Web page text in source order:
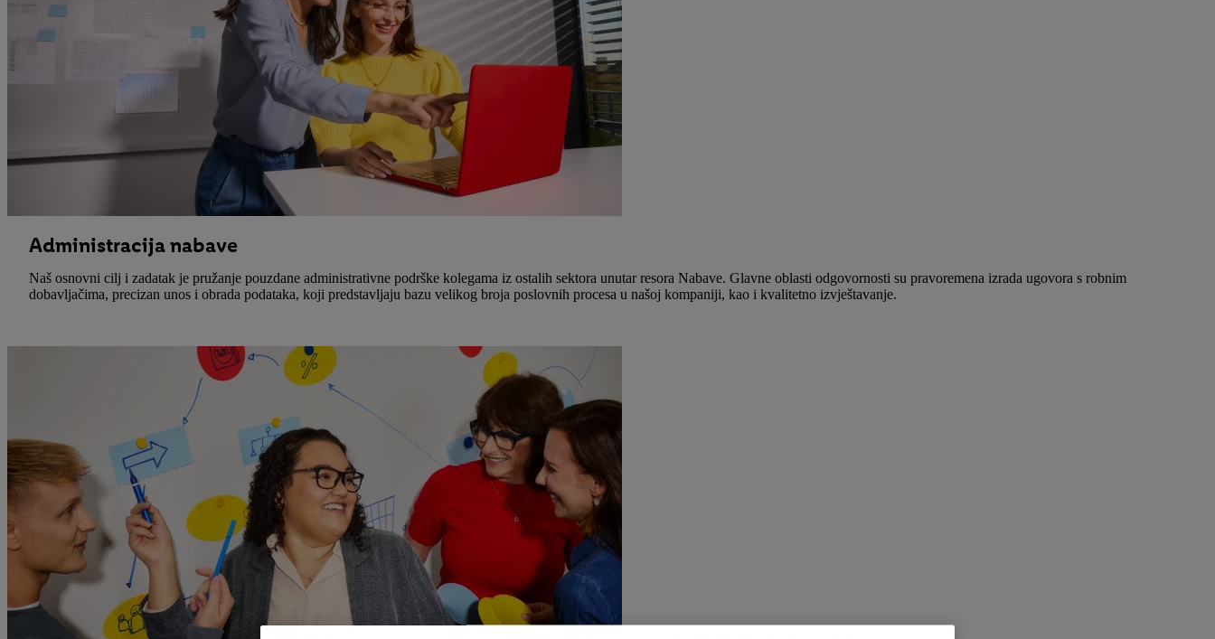
Administracija nabave
Naš osnovni cilj i zadatak je pružanje pouzdane administrativne podrške kolegama iz ostalih sektora unutar resora Nabave. Glavne oblasti odgovornosti su pravoremena izrada ugovora s robnim
dobavljačima, precizan unos i obrada podataka, koji predstavljaju bazu velikog broja poslovnih procesa u našoj kompaniji, kao i kvalitetno izvještavanje.